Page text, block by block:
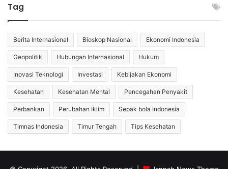
Tag
Berita Internasional Bioskop Nasional Ekonomi Indonesia
Geopolitik Hubungan Internasional Hukum
Inovasi Teknologi Investasi Kebijakan Ekonomi
Kesehatan Kesehatan Mental Pencegahan Penyakit
Perbankan Perubahan Iklim Sepak bola Indonesia
Timnas Indonesia Timur Tengah Tips Kesehatan